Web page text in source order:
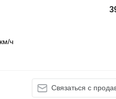
ч
Связаться с